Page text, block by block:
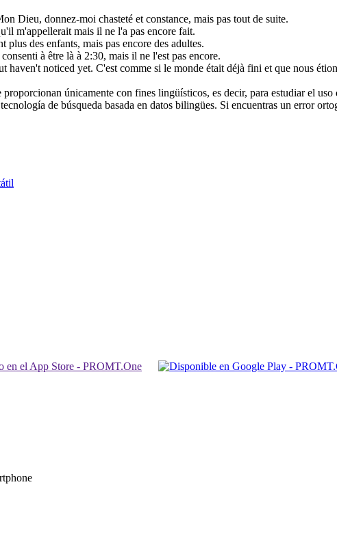
Dieu, donnez-moi chasteté et constance, mais pas tout de suite.
m'appelleraitmais il ne l'a pas encore fait.
plus des enfants, mais pas encore des adultes.
à être là à 2:30, mais il ne l'est pas encore.
haven't noticed yet. C'est comme si le monde était déjà fini et que nous
únicamente con fines lingüísticos, es decir, para estudiar el
de búsqueda basada en datos bilingües. Si encuentras un error